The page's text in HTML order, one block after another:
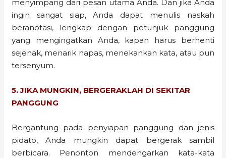
menyimpang dari pesan utama Anda. Dan jika Anda
ingin sangat siap, Anda dapat menulis naskah
beranotasi, lengkap dengan petunjuk panggung
yang mengingatkan Anda, kapan harus berhenti
sejenak, menarik napas, menekankan kata, atau pun
tersenyum.
5. JIKA MUNGKIN, BERGERAKLAH DI SEKITAR
PANGGUNG
Bergantung pada penyiapan panggung dan jenis
pidato, Anda mungkin dapat bergerak sambil
berbicara. Penonton mendengarkan kata-kata